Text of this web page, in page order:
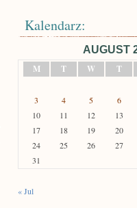
Kalendarz:
AUGUST
M
T W T
3
4 5 6
10
11 12 13
17
18 19 20
24
25 26 27
31
« Jul